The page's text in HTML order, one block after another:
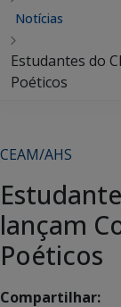
Notícias
Estudantes do
Poéticos
CEAM/AHS
lançam
Poéticos
Compartilhar: